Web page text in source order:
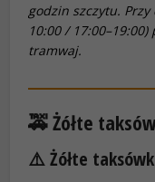
godzin szczytu.
10:00 /
tramwaj.
🚕 Żółte
⚠️ Żółte